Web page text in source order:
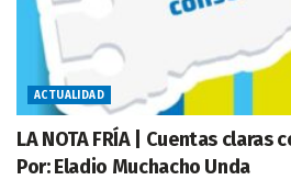
ACTUALIDAD
LA NOTA FRÍA | Cuentas claras
Por: Eladio Muchacho Unda